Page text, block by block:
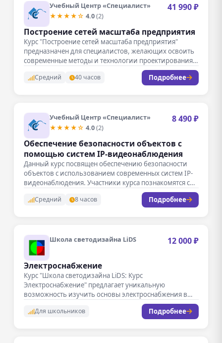
Учебный Центр «Специалист»
★★★★☆ 4.0(2)
41 990 ₽
Построение сетей масштаба предприятия
Курс "Построение сетей масштаба предприятия"
предназначен для специалистов, желающих освоить
современные методы и технологии проектирования
Средний 40 часов Подробнее
Учебный Центр «Специалист»
★★★★☆ 4.0(2)
8 490 ₽
Обеспечение безопасности объектов с
помощью систем IP-видеонаблюдения
Данный курс посвящен обеспечению безопасности
объектов с использованием современных систем IP-
видеонаблюдения. Участники курса познакомятся с
основами проектирования, установки…
Средний 8 часов Подробнее
Школа светодизайна LiDS 12 000 ₽
Электроснабжение
Курс "Школа светодизайна LiDS: Курс
Электроснабжение" предлагает уникальную
возможность изучить основы электроснабжения в
формате онлайн. Занятия проходят в…
Для школьников Подробнее